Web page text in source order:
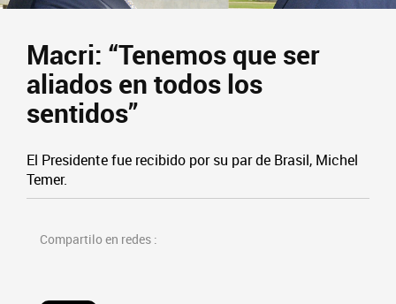
Macri: “Tenemos que ser
aliados en todos los
sentidos”
El Presidente fue recibido por su par de Brasil, Michel
Temer.
Compartilo en redes :